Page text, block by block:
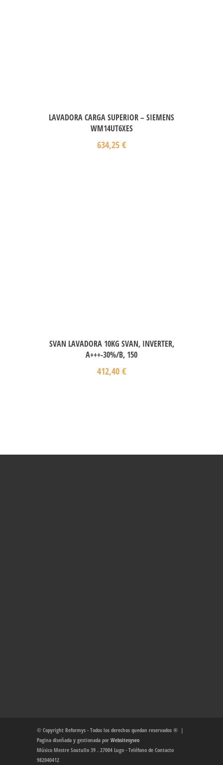
LAVADORA CARGA SUPERIOR – SIEMENS
WM14UT6XES
634,25 €
SVAN LAVADORA 10KG SVAN, INVERTER,
A+++-30%/B, 150
412,40 €
© Copyright Reformys - Todos los derechos quedan reservados ® |
Pagina diseñada y gestionada por Websitesyseo
Músico Mestre Soutullo 39 . 27004 Lugo - Teléfono de Contacto
982040412